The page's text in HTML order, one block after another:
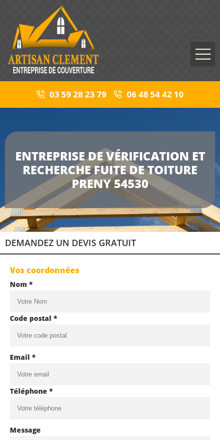
03 59 28 23 79 06 48 54 42 10
ENTREPRISE DE VÉRIFICATION ET
RECHERCHE FUITE DE TOITURE
PRENY 54530
DEMANDEZ UN DEVIS GRATUIT
Vos coordonnées
Nom *
Code postal *
Email *
Téléphone *
Message